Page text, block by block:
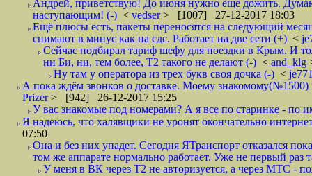
Андрей, приветствую! До июня нужно еще дожить.
наступающим! (-) < vedser> [1007] 27-12-2017 18:03
Ещё плюсы есть, пакеты переносятся на следующий
снимают в минус как на сдс. Работает на две сети (+) <
Сейчас подбирал тариф шефу для поездки в Крым. И
ни Би, ни, тем более, Т2 такого не делают (-) < and_klg
Ну там у оператора из трех букв своя дочка (-) <
А пока ждём звонков о доставке. Моему знакомому(№1500)
Prizer> [942] 26-12-2017 15:25
У вас знакомые под номерами? А я все по старинке - по
Я надеюсь, что халявщики не уронят окончательно
07:50
Она и без них упадет. Сегодня ЯТранспорт отказался
том же аппарате нормально работает. Уже не первый раз
У меня в ВК через Т2 не авторизуется, а через МТС -